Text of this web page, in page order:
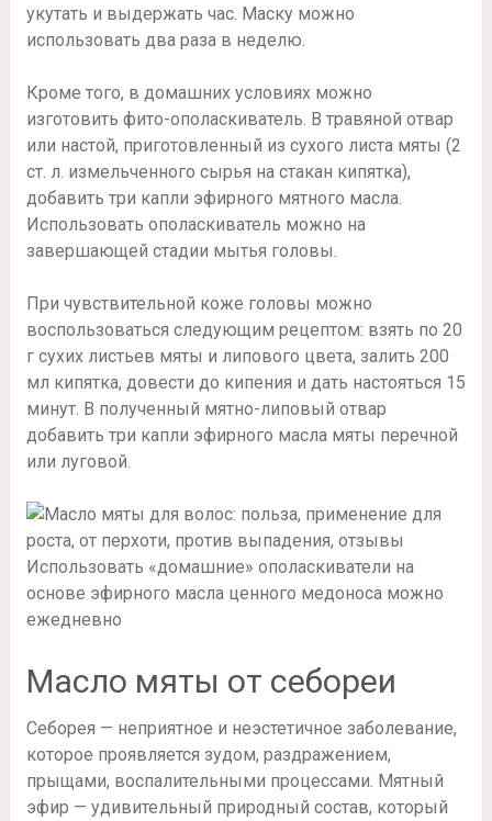
укутать и выдержать час. Маску можно
использовать два раза в неделю.
Кроме того, в домашних условиях можно
изготовить фито-ополаскиватель. В травяной отвар
или настой, приготовленный из сухого листа мяты (2
ст. л. измельченного сырья на стакан кипятка),
добавить три капли эфирного мятного масла.
Использовать ополаскиватель можно на
завершающей стадии мытья головы.
При чувствительной коже головы можно
воспользоваться следующим рецептом: взять по 20
г сухих листьев мяты и липового цвета, залить 200
мл кипятка, довести до кипения и дать настояться 15
минут. В полученный мятно-липовый отвар
добавить три капли эфирного масла мяты перечной
или луговой.
Использовать «домашние» ополаскиватели на
основе эфирного масла ценного медоноса можно
ежедневно
Масло мяты от себореи
Себорея — неприятное и неэстетичное заболевание,
которое проявляется зудом, раздражением,
прыщами, воспалительными процессами. Мятный
эфир — удивительный природный состав, который